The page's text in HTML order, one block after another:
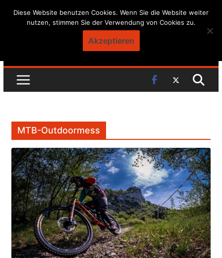
Skip
MTB-Outdoormess
Diese Website benutzen Cookies. Wenn Sie die Website weiter
nutzen, stimmen Sie der Verwendung von Cookies zu.
Akzeptieren